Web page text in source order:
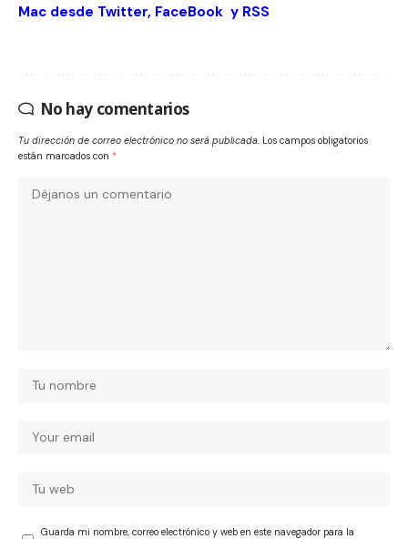
Mac desde Twitter, FaceBook y RSS
No hay comentarios
Tu dirección de correo electrónico no será publicada. Los campos obligatorios
están marcados con *
Guarda mi nombre, correo electrónico y web en este navegador para la